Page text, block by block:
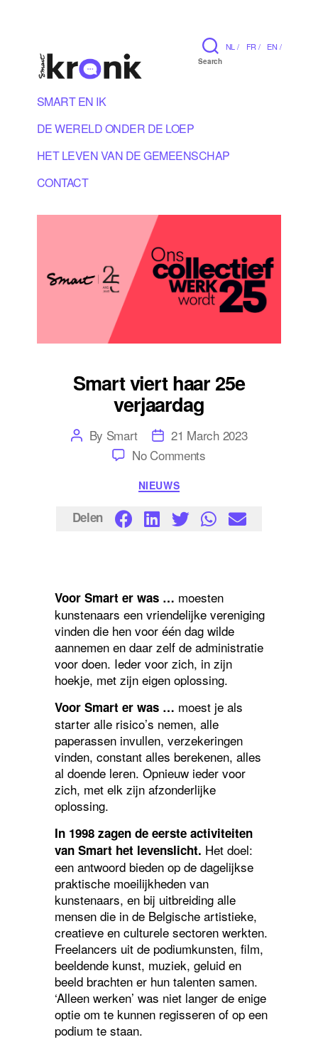
NL / FR / EN /
Search
SMART EN IK
DE WERELD ONDER DE LOEP
HET LEVEN VAN DE GEMEENSCHAP
CONTACT
Smart viert haar 25e
verjaardag
Post
author
By Smart Post
date
21 March 2023
No Commentson
verjaardag
Categories
NIEUWS
Delen
Voor Smart er was … moesten
kunstenaars een vriendelijke vereniging
vinden die hen voor één dag wilde
aannemen en daar zelf de administratie
voor doen. Ieder voor zich, in zijn
hoekje, met zijn eigen oplossing.
Voor Smart er was … moest je als
starter alle risico’s nemen, alle
paperassen invullen, verzekeringen
vinden, constant alles berekenen, alles
al doende leren. Opnieuw ieder voor
zich, met elk zijn afzonderlijke
oplossing.
In 1998 zagen de eerste activiteiten
van Smart het levenslicht. Het doel:
een antwoord bieden op de dagelijkse
praktische moeilijkheden van
kunstenaars, en bij uitbreiding alle
mensen die in de Belgische artistieke,
creatieve en culturele sectoren werkten.
Freelancers uit de podiumkunsten, film,
beeldende kunst, muziek, geluid en
beeld brachten er hun talenten samen.
‘Alleen werken’ was niet langer de enige
optie om te kunnen regisseren of op een
podium te staan.